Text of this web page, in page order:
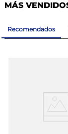
MÁS
Recomendados